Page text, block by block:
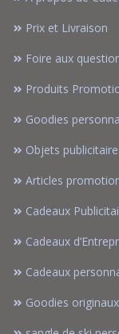
Prix et Livraison
Foire aux
Produits
Goodies
Objets
Articles
Cadeaux
Cadeaux
Cadeaux
Goodies